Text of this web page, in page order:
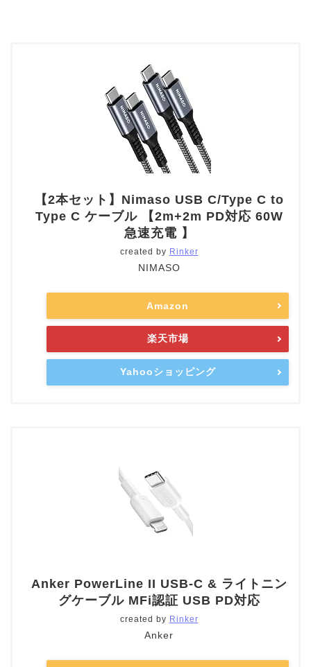
【2本セット】Nimaso USB C/Type C to
Type C ケーブル 【2m+2m PD対応 60W
急速充電 】
created by Rinker
NIMASO
Amazon
楽天市場
Yahooショッピング
Anker PowerLine II USB-C & ライトニン
グケーブル MFi認証 USB PD対応
created by Rinker
Anker